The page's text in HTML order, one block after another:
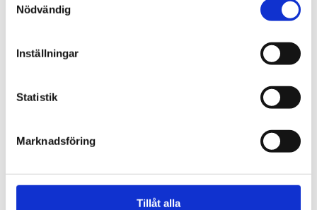
Nödvändig
Inställningar
Statistik
Marknadsföring
Tillåt alla
Natur
så nyttigt är superbäret